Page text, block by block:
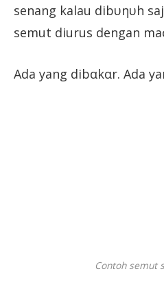
senang kalau dibυηυh
semut diurus dengan
Ada yang dibαkαr. Ada
Contoh semut